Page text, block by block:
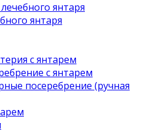
янтаря
янтаря
с янтарем
с янтарем
посеребрение (ручная